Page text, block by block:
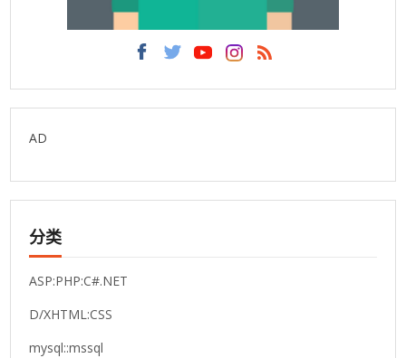
AD
分类
ASP:PHP:C#.NET
D/XHTML:CSS
mysql::mssql